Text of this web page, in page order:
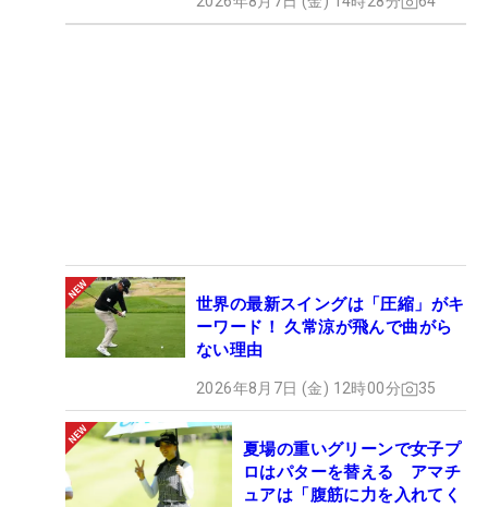
世界の最新スイングは「圧縮」がキ
ーワード！ 久常涼が飛んで曲がら
ない理由
2026年8月7日 (金) 12時00分 35
夏場の重いグリーンで女子プ
ロはパターを替える アマチ
ュアは「腹筋に力を入れてく